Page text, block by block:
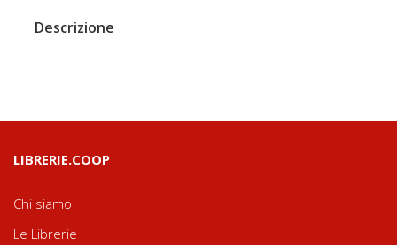
Descrizione
LIBRERIE.COOP
Chi siamo
Le Librerie